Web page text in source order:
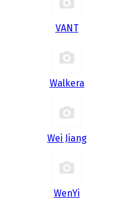
VANT
Walkera
Wei Jiang
WenYi